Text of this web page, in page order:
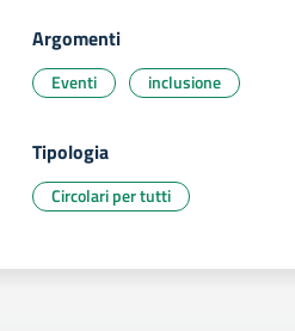
Argomenti
Eventi inclusione
Tipologia
Circolari per tutti